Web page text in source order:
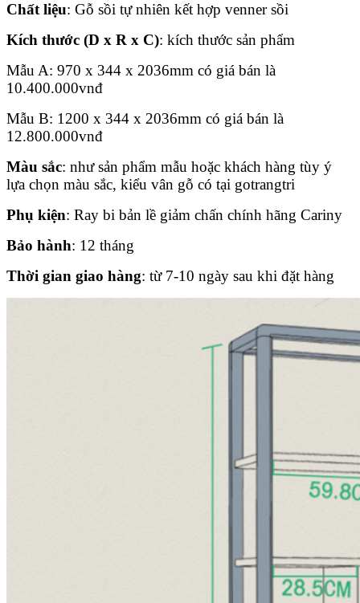
Chất liệu: Gỗ sồi tự nhiên kết hợp venner sồi
Kích thước (D x R x C): kích thước sản phẩm
Mẫu A: 970 x 344 x 2036mm có giá bán là
10.400.000vnđ
Mẫu B: 1200 x 344 x 2036mm có giá bán là
12.800.000vnđ
Màu sắc: như sản phẩm mẫu hoặc khách hàng tùy ý
lựa chọn màu sắc, kiểu vân gỗ có tại gotrangtri
Phụ kiện: Ray bi bản lề giảm chấn chính hãng Cariny
Bảo hành: 12 tháng
Thời gian giao hàng: từ 7-10 ngày sau khi đặt hàng